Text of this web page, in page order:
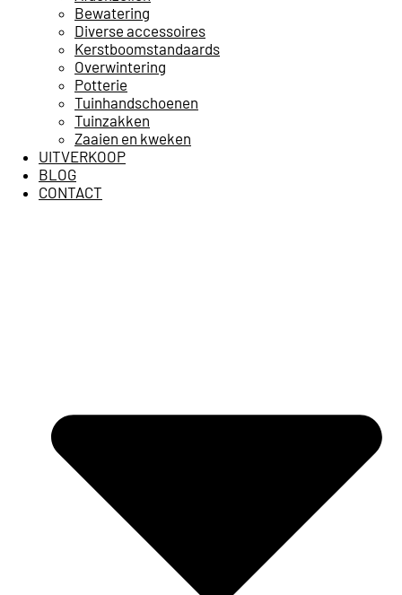
Bewatering
Diverse accessoires
Kerstboomstandaards
Overwintering
Potterie
Tuinhandschoenen
Tuinzakken
Zaaien en kweken
UITVERKOOP
BLOG
CONTACT